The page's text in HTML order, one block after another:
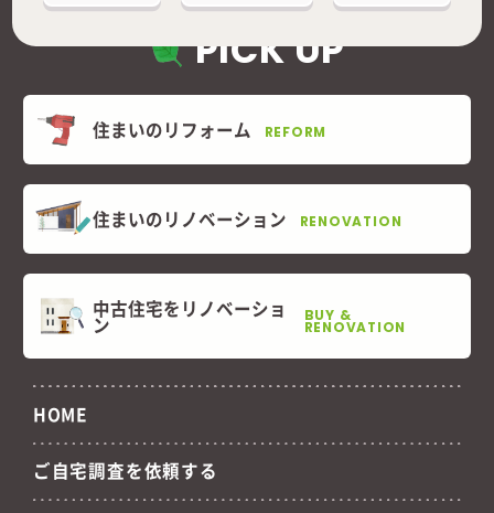
PICK UP
住まいのリフォーム REFORM
住まいのリノベーション RENOVATION
中古住宅をリノベーショ
ン BUY &
RENOVATION
HOME
ご自宅調査を依頼する